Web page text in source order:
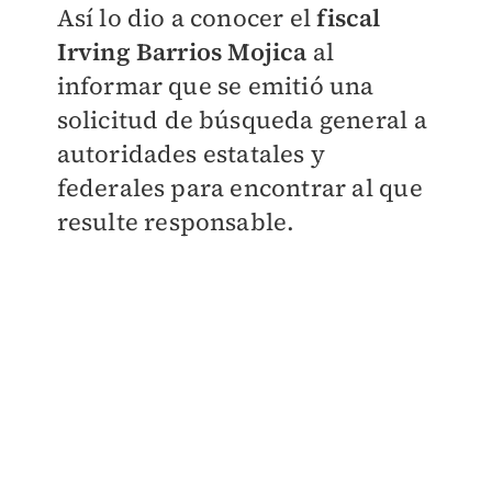
Así lo dio a conocer elfiscal
Irving Barrios Mojica al
informar que se emitió una
solicitud de búsqueda general a
autoridades estatales y
federales para encontrar al que
resulte responsable.